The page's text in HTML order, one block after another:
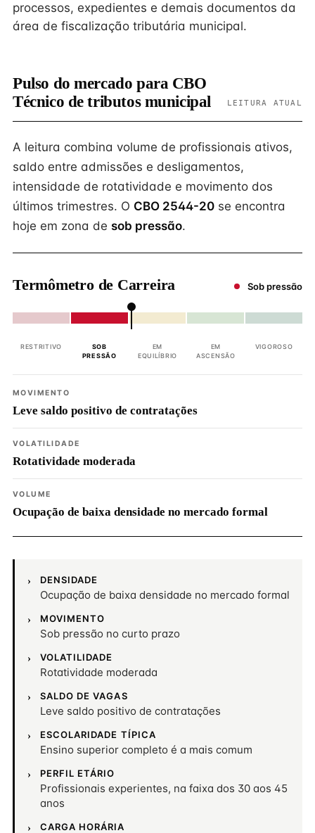
processos, expedientes e demais documentos da
área de fiscalização tributária municipal.
Pulso do mercado para CBO
Técnico de tributos municipal
LEITURA ATUAL
A leitura combina volume de profissionais ativos,
saldo entre admissões e desligamentos,
intensidade de rotatividade e movimento dos
últimos trimestres. O CBO 2544-20 se encontra
hoje em zona de sob pressão.
Termômetro de Carreira Sob pressão
RESTRITIVO
SOB
PRESSÃO
EM
EQUILÍBRIO
EM
ASCENSÃO
VIGOROSO
MOVIMENTO
Leve saldo positivo de contratações
VOLATILIDADE
Rotatividade moderada
VOLUME
Ocupação de baixa densidade no mercado formal
DENSIDADE
Ocupação de baixa densidade no mercado formal
MOVIMENTO
Sob pressão no curto prazo
VOLATILIDADE
Rotatividade moderada
SALDO DE VAGAS
Leve saldo positivo de contratações
ESCOLARIDADE TÍPICA
Ensino superior completo é a mais comum
PERFIL ETÁRIO
Profissionais experientes, na faixa dos 30 aos 45
anos
CARGA HORÁRIA